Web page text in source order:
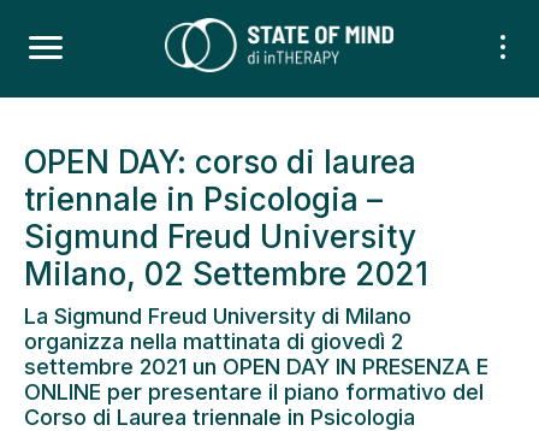
OPEN DAY: corso di laurea
triennale in Psicologia –
Sigmund Freud University
Milano, 02 Settembre 2021
La Sigmund Freud University di Milano
organizza nella mattinata di giovedì 2
settembre 2021 un OPEN DAY IN PRESENZA E
ONLINE per presentare il piano formativo del
Corso di Laurea triennale in Psicologia